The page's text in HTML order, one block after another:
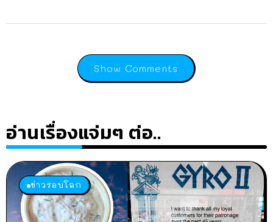
Show Comments
อ่านเรื่องแจ่มๆ ต่อ..
ข่าวรอบโลก